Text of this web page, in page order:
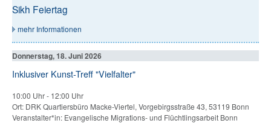
Sikh Feiertag
mehr Informationen
Donnerstag, 18. Juni 2026
Inklusiver Kunst-Treff "Vielfalter"
10:00 Uhr- 12:00 Uhr
Ort: DRK Quartiersbüro Macke-Viertel, Vorgebirgsstraße 43, 53119 Bonn
Veranstalter*in: Evangelische Migrations- und Flüchtlingsarbeit Bonn